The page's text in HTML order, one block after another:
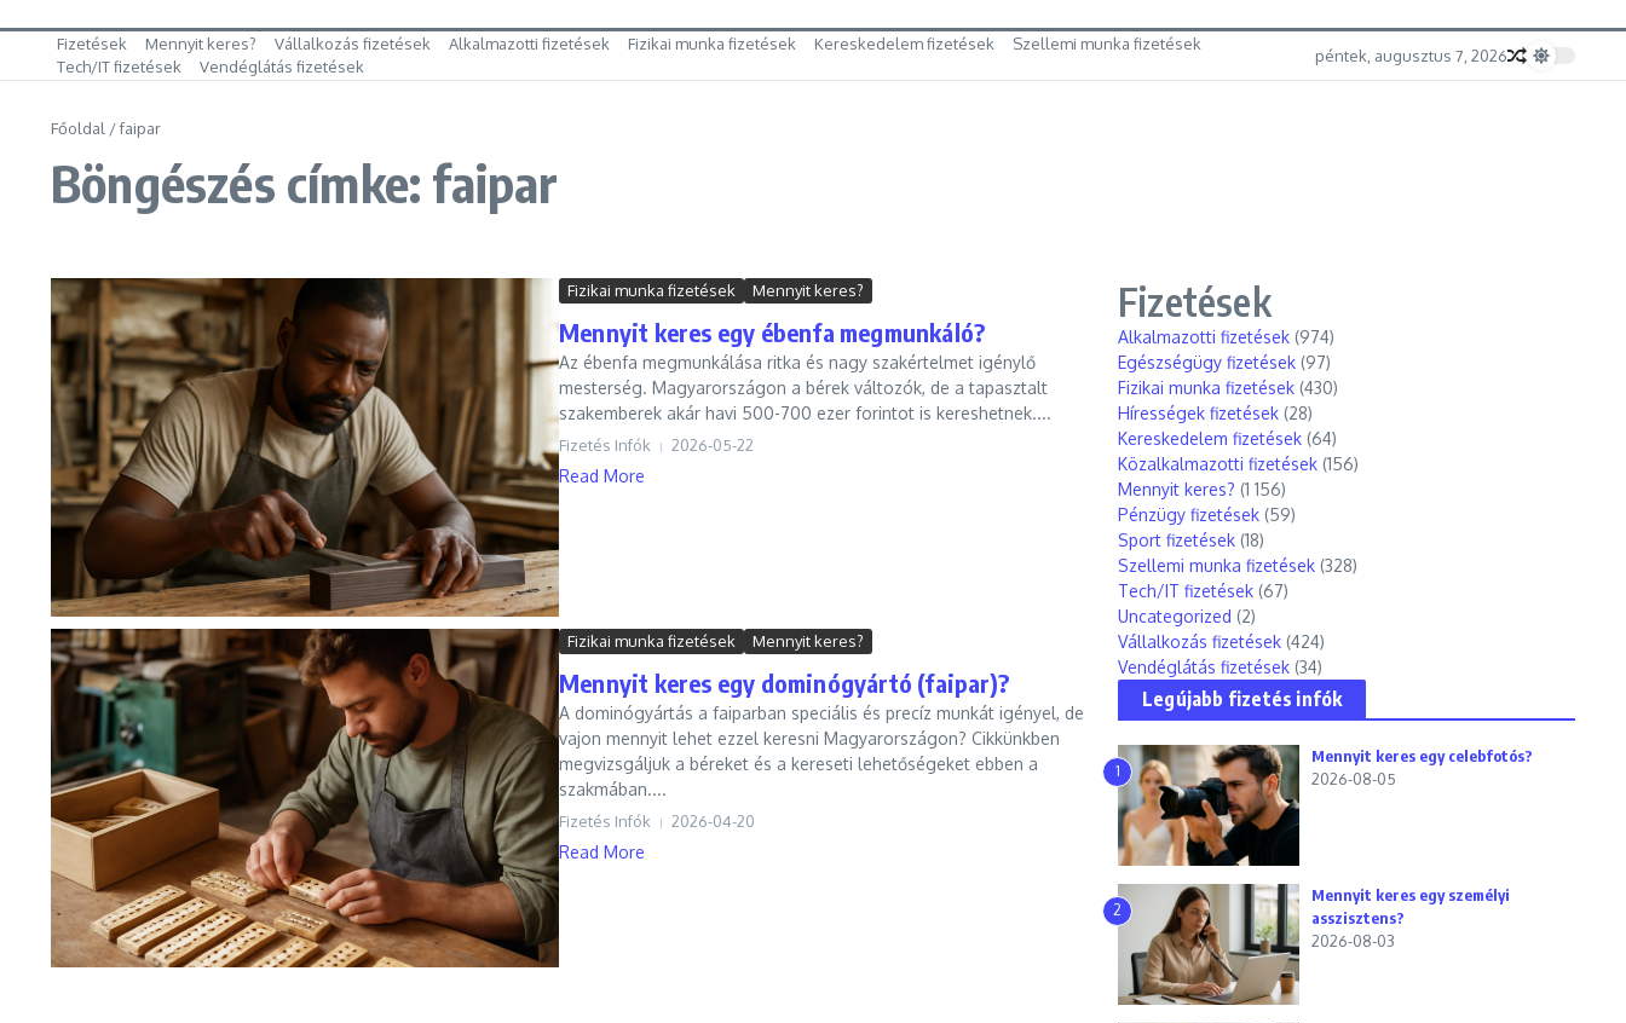
Fizetések Mennyit keres? Vállalkozás fizetések Alkalmazotti fizetések Fizikai munka fizetések Kereskedelem fizetések
Szellemi munka fizetések
Tech/IT fizetések
Vendéglátás fizetések
péntek, augusztus 7, 2026
Főoldal /faipar
Böngészés címke: faipar
Fizikai munka fizetések Mennyit keres?
Mennyit keres egy ébenfa megmunkáló?
Az ébenfa megmunkálása ritka és nagy szakértelmet igénylő
mesterség. Magyarországon a bérek változók, de a tapasztalt
szakemberek akár havi 500-700 ezer forintot is kereshetnek....
Fizetés Infók 2026-05-22
Read More
Fizikai munka fizetések Mennyit keres?
Mennyit keres egy dominógyártó (faipar)?
A dominógyártás a faiparban speciális és precíz munkát igényel, de
vajon mennyit lehet ezzel keresni Magyarországon? Cikkünkben
megvizsgáljuk a béreket és a kereseti lehetőségeket ebben a
szakmában....
Fizetés Infók 2026-04-20
Read More
Fizetések
Alkalmazotti fizetések (974)
Egészségügy fizetések (97)
Fizikai munka fizetések (430)
Hírességek fizetések (28)
Kereskedelem fizetések (64)
Közalkalmazotti fizetések (156)
Mennyit keres? (1 156)
Pénzügy fizetések (59)
Sport fizetések (18)
Szellemi munka fizetések (328)
Tech/IT fizetések (67)
Uncategorized (2)
Vállalkozás fizetések (424)
Vendéglátás fizetések (34)
Legújabb fizetés infók
1
Mennyit keres egy celebfotós?
2026-08-05
2
Mennyit keres egy személyi
asszisztens?
2026-08-03